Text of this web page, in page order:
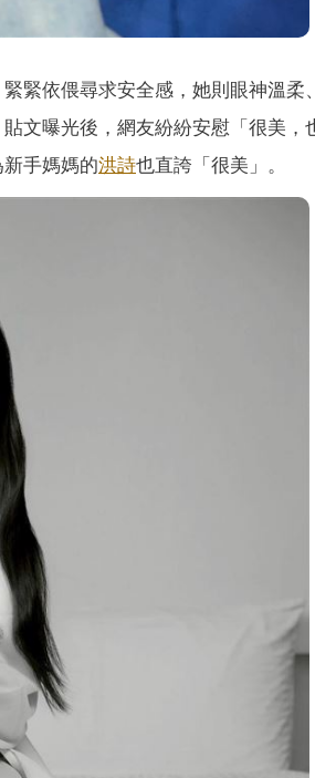
緊依偎尋求安全感，她則眼神溫柔
文曝光後，網友紛紛安慰「很美，
手媽媽的洪詩也直誇「很美」。